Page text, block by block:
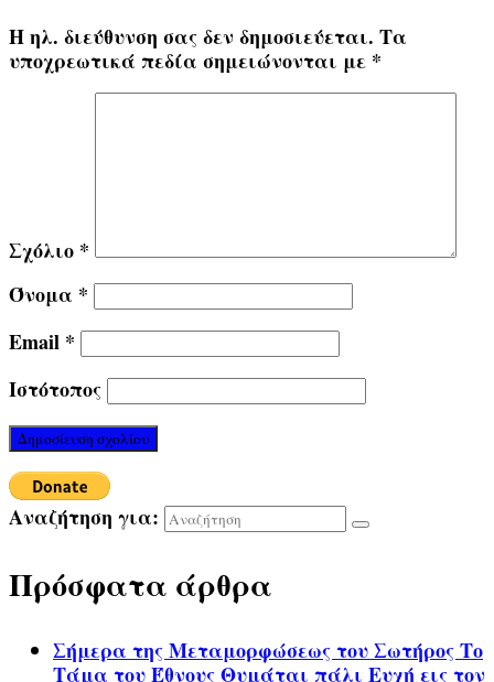
Η ηλ. διεύθυνση σας δεν δημοσιεύεται. Τα
υποχρεωτικά πεδία σημειώνονται με *
Σχόλιο *
Όνομα *
Email *
Ιστότοπος
Αναζήτηση για:
Πρόσφατα άρθρα
Σήμερα της Μεταμορφώσεως του Σωτήρος Το
Τάμα του Έθνους Θυμάται πάλι Ευχή εις τον